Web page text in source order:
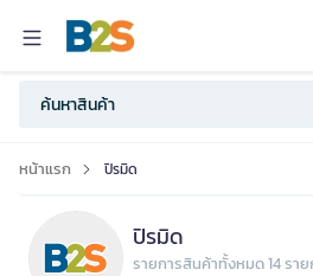
หน้าแรก ปิรมิด
ปิรมิด
รายการสินค้าทั้งหมด 14 ราย